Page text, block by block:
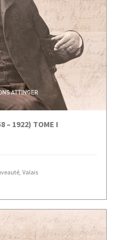
AU PANIER
– 1922) TOME I
, Valais